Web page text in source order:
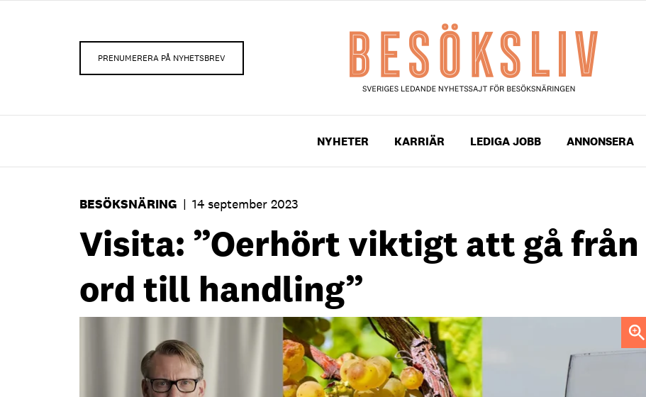
PRENUMERERA PÅ NYHETSBREV
NYHETER KARRIÄR LEDIGA JOBB ANNONSERA
BESÖKSNÄRING | 14 september 2023
Visita: ”Oerhört viktigt att gå från
ord till handling”